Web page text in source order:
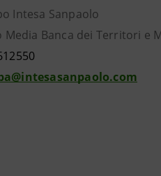
Intesa Sanpaolo
Media Banca dei Territori e